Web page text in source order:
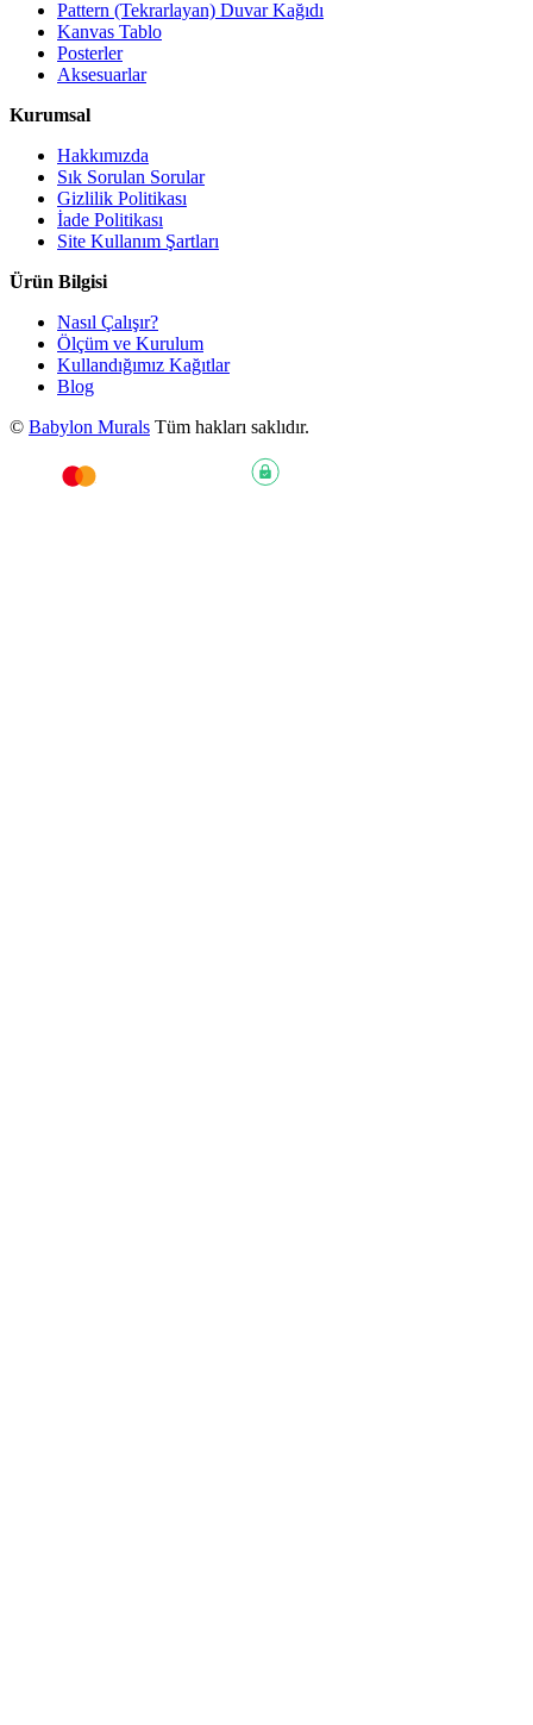
Pattern (Tekrarlayan) Duvar Kağıdı
Kanvas Tablo
Posterler
Aksesuarlar
Kurumsal
Hakkımızda
Sık Sorulan Sorular
Gizlilik Politikası
İade Politikası
Site Kullanım Şartları
Ürün Bilgisi
Nasıl Çalışır?
Ölçüm ve Kurulum
Kullandığımız Kağıtlar
Blog
© Babylon Murals Tüm hakları saklıdır.